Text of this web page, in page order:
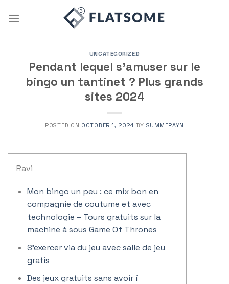
UNCATEGORIZED
Pendant lequel s’amuser sur le
bingo un tantinet ? Plus grands
sites 2024
POSTED ON OCTOBER 1, 2024 BY SUMMERAYN
Ravi
Mon bingo un peu : ce mix bon en
compagnie de coutume et avec
technologie – Tours gratuits sur la
machine à sous Game Of Thrones
S’exercer via du jeu avec salle de jeu
gratis
Des jeux gratuits sans avoir í